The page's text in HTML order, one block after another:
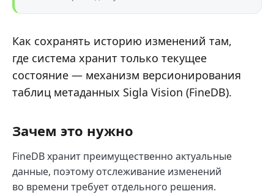
Как сохранять историю изменений там,
где система хранит только текущее
состояние — механизм версионирования
таблиц метаданных Sigla Vision (FineDB).
Зачем это нужно
FineDB хранит преимущественно актуальные
данные, поэтому отслеживание изменений
во времени требует отдельного решения.